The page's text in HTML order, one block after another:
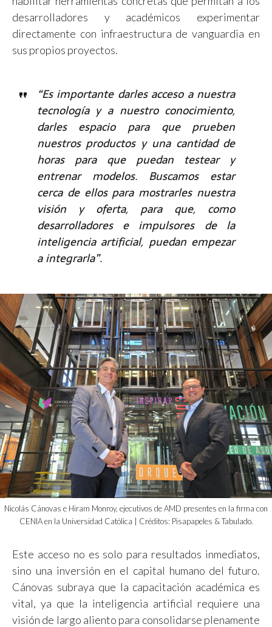
desarrolladores y académicos experimentar
directamente con infraestructura de vanguardia en
sus propios proyectos.
“Es importante darles acceso a nuestra
tecnología y a nuestro conocimiento,
darles espacio para que prueben
nuestros productos y una cantidad de
horas para que puedan testear y
entrenar modelos. Buscamos estar
cerca de ellos para mostrarles nuestra
visión y oferta, para que, como
desarrolladores e impulsores de la
inteligencia artificial, puedan empezar
a integrarla”.
Nicolás Cánovas e Hiram Monroy, ejecutivos de AMD presentes en la firma con
CENIA en la Universidad Católica | Créditos: Pisapapeles & Tabulado.
Este acceso no es solo para resultados inmediatos,
sino una inversión en el capital humano del futuro.
Cánovas subraya que la capacitación académica es
vital, ya que la inteligencia artificial requiere una
visión de largo aliento para consolidarse plenamente